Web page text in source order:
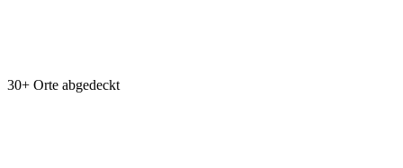
30+ Orte abgedeckt